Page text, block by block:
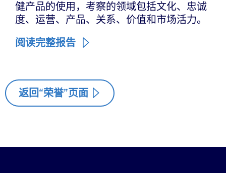
健产品的使用，考察的领域包括文化、忠诚
度、运营、产品、关系、价值和市场活力。
阅读完整报告
返回“荣誉”页面